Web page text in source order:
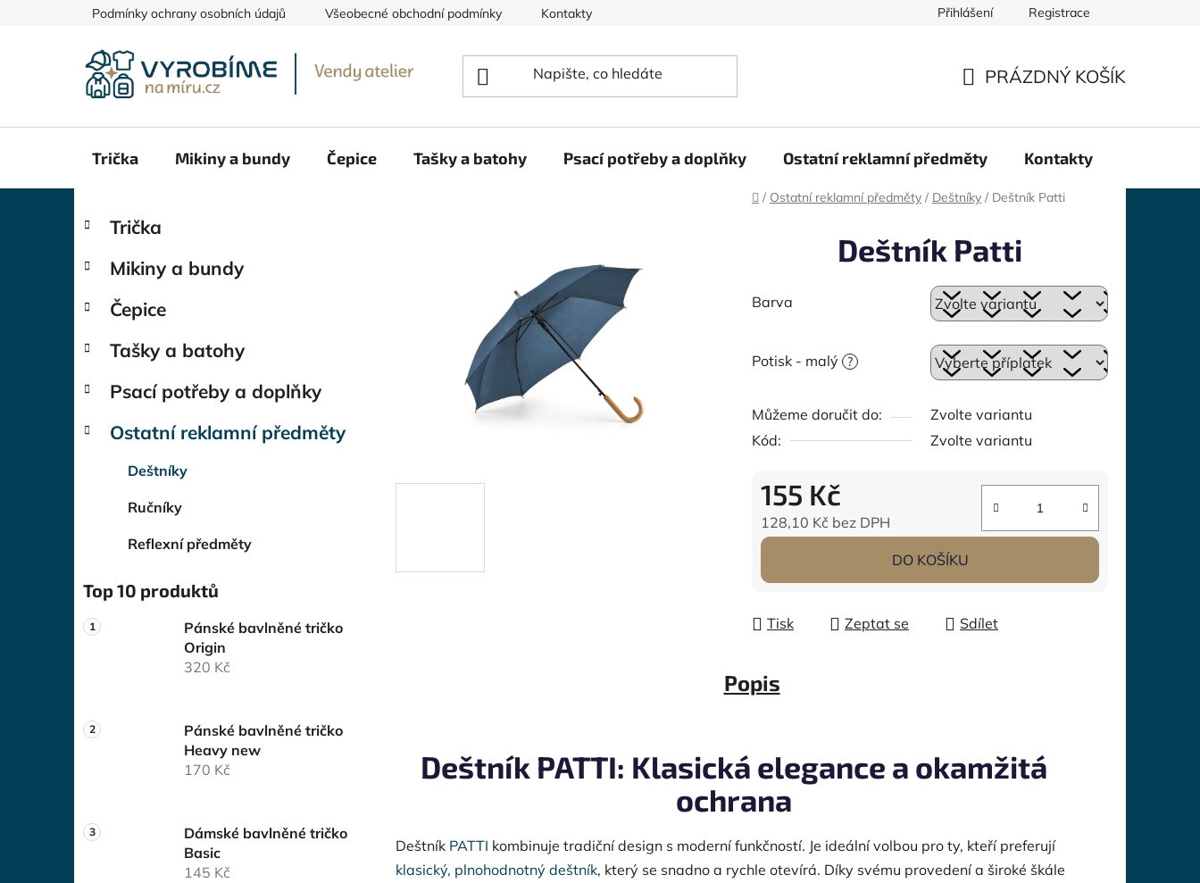
Podmínky ochrany osobních údajů Všeobecné obchodní podmínky Kontakty Přihlášení Registrace
PRÁZDNÝ KOŠÍK
Trička Mikiny a bundy Čepice Tašky a batohy Psací potřeby a doplňky Ostatní reklamní předměty Kontakty
Domů
/ Ostatní reklamní předměty / Deštníky / Deštník Patti
P
n
n
p
Přeskočit
kategorie
K
a
e
o
i
Trička
Mikiny a bundy
Čepice
Tašky a batohy
Psací potřeby a doplňky
Ostatní reklamní předměty
Deštníky
Ručníky
Reflexní předměty
Top 10 produktů
Pánské bavlněné tričko
Origin
320 Kč
Pánské bavlněné tričko
Heavy new
170 Kč
Dámské bavlněné tričko
Basic
145 Kč
Deštník Patti
Barva
Potisk - malý ?
Můžeme doručit do:
Zvolte variantu
Kód:
Zvolte variantu
155 Kč
128,10 Kč bez DPH
Měrná cena:
DO KOŠÍKU
Tisk Zeptat se Sdílet
Popis
Deštník PATTI: Klasická elegance a okamžitá
ochrana
Deštník PATTI kombinuje tradiční design s moderní funkčností. Je ideální volbou pro ty, kteří preferují
klasický, plnohodnotný deštník, který se snadno a rychle otevírá. Díky svému provedení a široké škále